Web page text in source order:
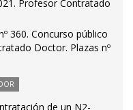
Profesor Contratado
360. Concurso público
Doctor. Plazas nº
de un N2-